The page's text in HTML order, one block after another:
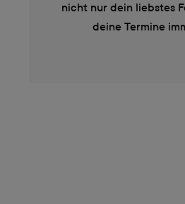
nicht nur dein liebstes
deine Termine